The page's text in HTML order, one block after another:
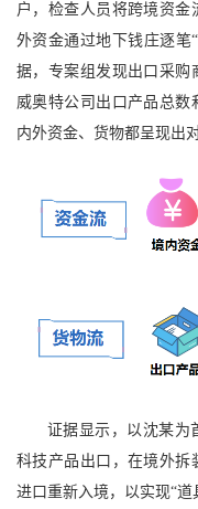
户，检查人员将跨境资
外资金通过地下钱庄逐笔
据，专案组发现出口采购
威奥特公司出口产品总
内外资金、货物都呈现出
证据显示，以沈某为
科技产品出口，在境外拆
进口重新入境，以实现“